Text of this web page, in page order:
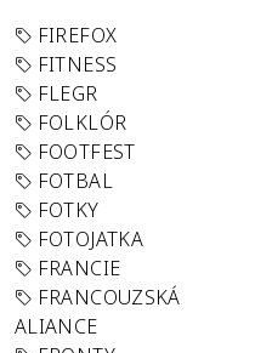
FIREFOX
FITNESS
FLEGR
FOLKLÓR
FOOTFEST
FOTBAL
FOTKY
FOTOJATKA
FRANCIE
FRANCOUZSKÁ
ALIANCE